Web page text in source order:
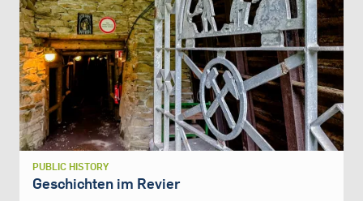
PUBLIC HISTORY
Geschichten im Revier